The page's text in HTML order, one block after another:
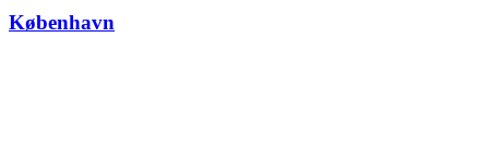
København